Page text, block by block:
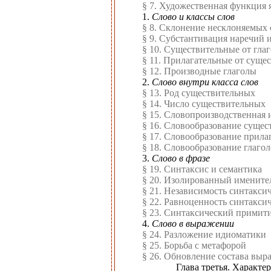
§ 7. Художественная функция
1. Слово и классы слов
§ 8. Склонение несклоняемых
§ 9. Субстантивация наречий
§ 10. Существительные от
§ 11. Прилагательные от
§ 12. Производные глаголы
2. Слово внутри класса слов
§ 13. Род существительных
§ 14. Число существительных
§ 15. Словопроизводственная
§ 16. Словообразование
§ 17. Словообразование
§ 18. Словообразование
3. Слово в фразе
§ 19. Синтаксис и семантика
§ 20. Изолированный
§ 21. Независимость
§ 22. Равноценность
§ 23. Синтаксический
4. Слово в выражении
§ 24. Разложение идиоматики
§ 25. Борьба с метафорой
§ 26. Обновление состава
Глава третья.